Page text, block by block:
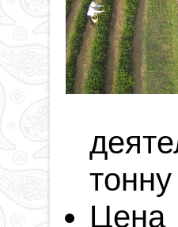
Цена